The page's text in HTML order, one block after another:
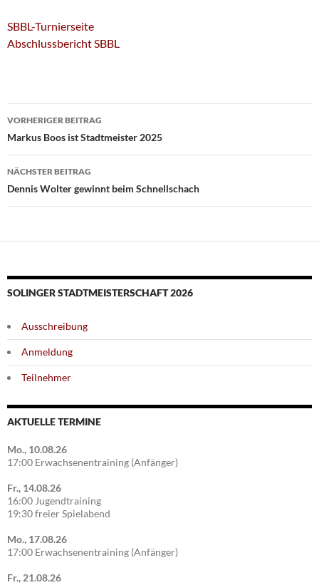
SBBL-Turnierseite
Abschlussbericht SBBL
Beitragsnavigation
VORHERIGER BEITRAG
Markus Boos ist Stadtmeister 2025
NÄCHSTER BEITRAG
Dennis Wolter gewinnt beim Schnellschach
SOLINGER STADTMEISTERSCHAFT 2026
Ausschreibung
Anmeldung
Teilnehmer
AKTUELLE TERMINE
Mo., 10.08.26
17:00 Erwachsenentraining (Anfänger)
Fr., 14.08.26
16:00 Jugendtraining
19:30 freier Spielabend
Mo., 17.08.26
17:00 Erwachsenentraining (Anfänger)
Fr., 21.08.26